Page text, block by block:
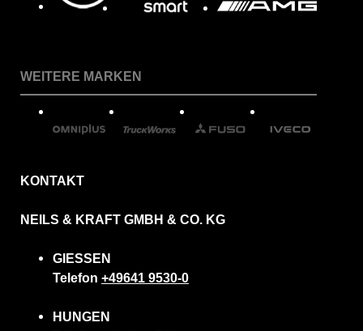
WEITERE MARKEN
KONTAKT
NEILS & KRAFT GMBH & CO. KG
GIESSEN
Telefon +49641 9530-0
HUNGEN